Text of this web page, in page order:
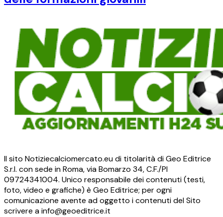
Il sito Notiziecalciomercato.eu di titolarità di Geo Editrice
S.r.l. con sede in Roma, via Bomarzo 34, C.F./PI
09724341004. Unico responsabile dei contenuti (testi,
foto, video e grafiche) è Geo Editrice; per ogni
comunicazione avente ad oggetto i contenuti del Sito
scrivere a info@geoeditrice.it